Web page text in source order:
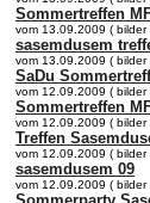
Sommertreffen
vom 13.09.2009 ( bilder
sasemdusem
vom 13.09.2009 ( bilder
SaDu
vom 12.09.2009 ( bilder
Sommertreffen
vom 12.09.2009 ( bilder
Treffen
vom 12.09.2009 ( bilder
sasemdusem 09
vom 12.09.2009 ( bilder